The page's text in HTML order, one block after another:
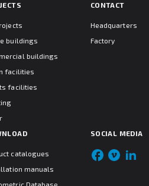
buildings
buildings
facilities
facilities
CONTACT
Headquarters
Factory
catalogues
manuals
SOCIAL MEDIA